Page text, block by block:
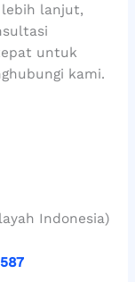
lanjut,
untuk
kami.
Indonesia)